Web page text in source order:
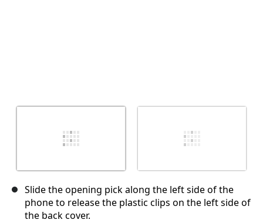
Slide the opening pick along the left side of the
phone to release the plastic clips on the left side of
the back cover.